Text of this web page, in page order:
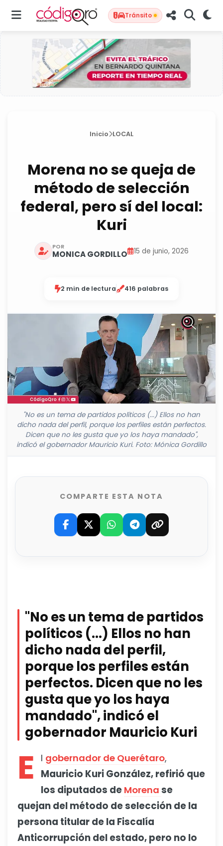
Tránsito
Inicio LOCAL
Morena no se queja de
método de selección
federal, pero sí del local:
Kuri
POR
MONICA GORDILLO 15 de junio, 2026
2 min de lectura 416 palabras
"No es un tema de partidos políticos (...) Ellos no han
dicho nada del perfil, porque los perfiles están perfectos.
Dicen que no les gusta que yo los haya mandado",
indicó el gobernador Mauricio Kuri. Foto: Mónica Gordillo
COMPARTE ESTA NOTA
"No es un tema de partidos
políticos (...) Ellos no han
dicho nada del perfil,
porque los perfiles están
perfectos. Dicen que no les
gusta que yo los haya
mandado", indicó el
gobernador Mauricio Kuri
E l gobernador de Querétaro,
Mauricio Kuri González, refirió que
los diputados de Morena se
quejan del método de selección de la
persona titular de la Fiscalía
Anticorrupción del estado, pero no lo